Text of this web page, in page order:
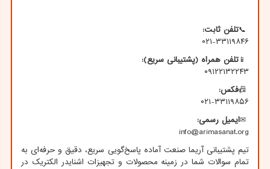
📞تلفن ثابت:
۰۲۱-۳۳۱۱۹۸۴۶
📱تلفن همراه (پشتیبانی سریع)
:
۰۹۱۲۲۱۳۲۲۴۳
📠فکس:
۰۲۱-۳۳۱۱۹۸۵۶
✉ایمیل رسمی:
info@arimasanat.org
تیم پشتیبانی آریما صنعت آماده پاسخ‌گویی سریع، دقیق و حرفه‌ای به
تمام سوالات شما در زمینه محصولات و تجهیزات اشنایدر الکتریک در